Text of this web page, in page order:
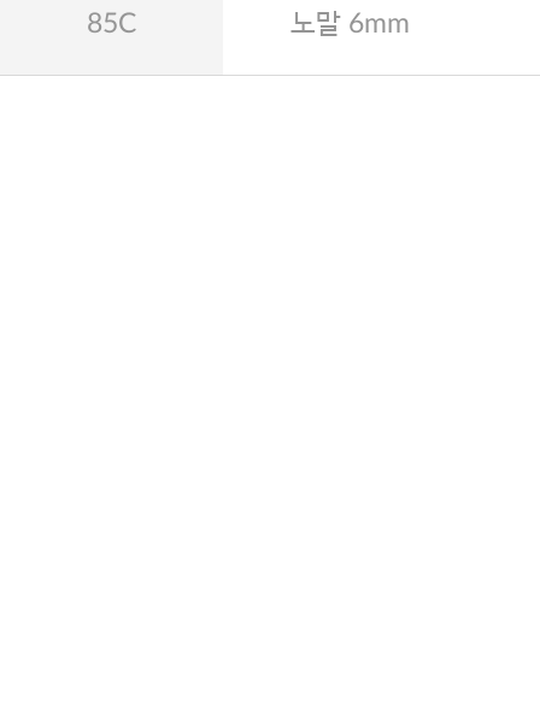
85C 노말 6mm